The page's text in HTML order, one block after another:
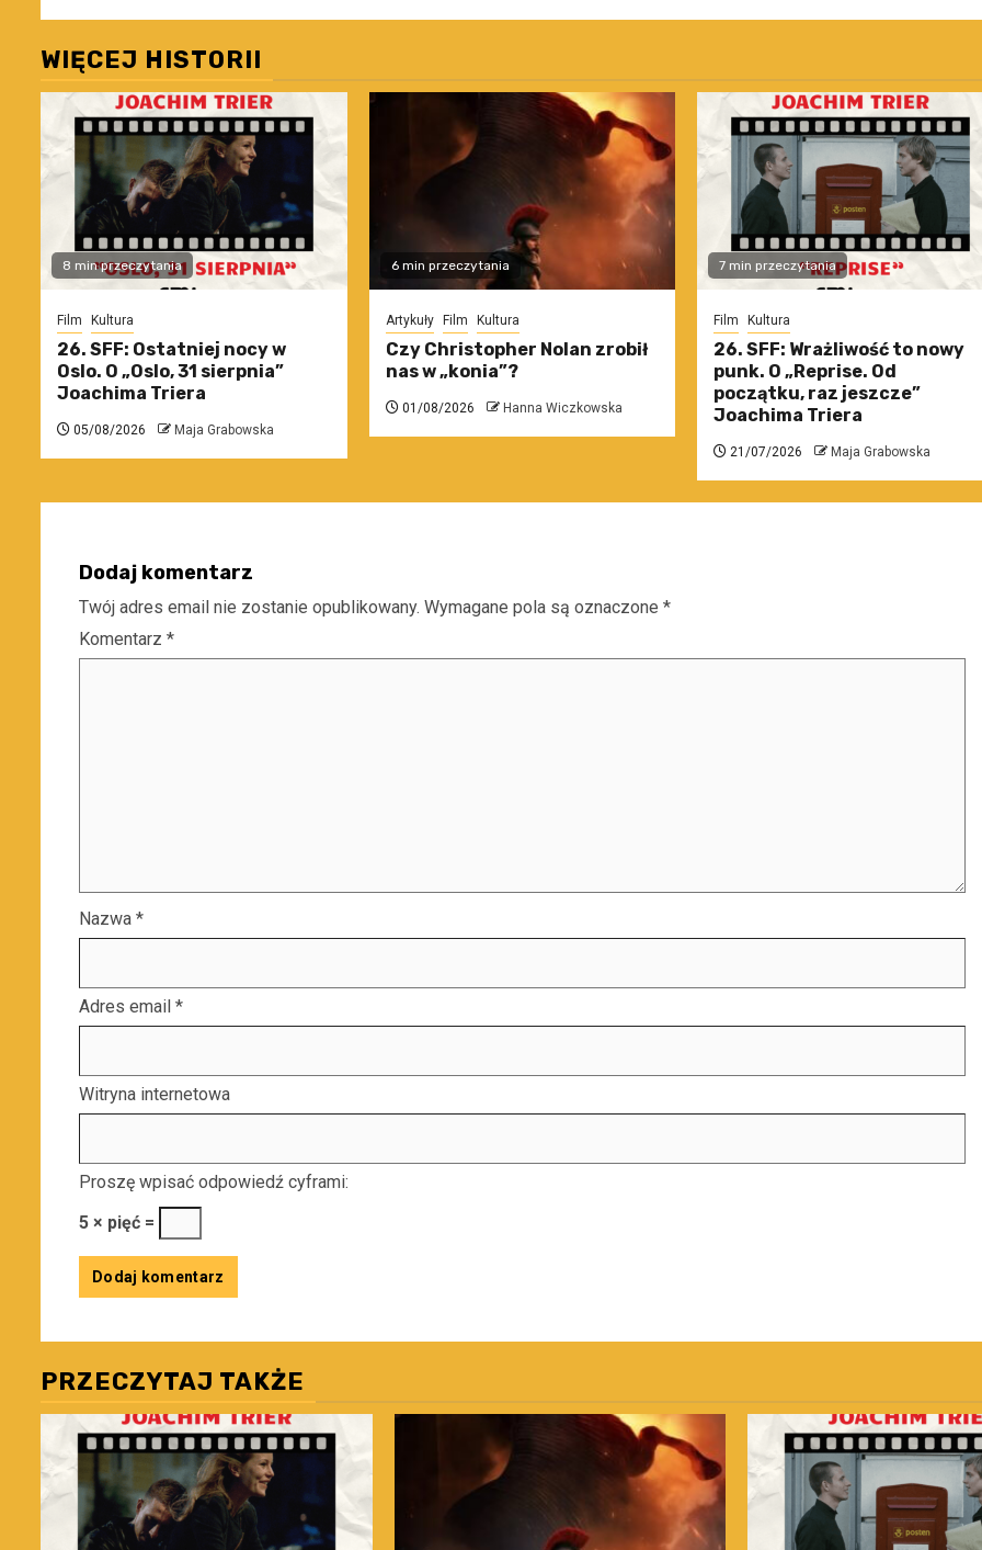
WIĘCEJ HISTORII
8 min przeczytania
Film Kultura
26. SFF: Ostatniej nocy w
Oslo. O „Oslo, 31 sierpnia”
Joachima Triera
05/08/2026 Maja Grabowska
6 min przeczytania
Artykuły Film Kultura
Czy Christopher Nolan zrobił
nas w „konia”?
01/08/2026 Hanna Wiczkowska
7 min przeczytania
Film Kultura
26. SFF: Wrażliwość to nowy
punk. O „Reprise. Od
początku, raz jeszcze”
Joachima Triera
21/07/2026 Maja Grabowska
Dodaj komentarz
Twój adres email nie zostanie opublikowany. Wymagane pola są oznaczone *
Komentarz *
Nazwa *
Adres email *
Witryna internetowa
Proszę wpisać odpowiedź cyframi:
5 × pięć =
PRZECZYTAJ TAKŻE